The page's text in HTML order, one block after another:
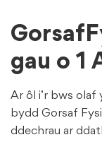
gau o 1
Ar ôl i’r bws olaf
bydd Gorsaf
ddechrau ar